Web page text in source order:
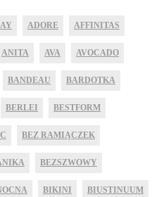
ADORE AFFINITAS
ANITA AVA AVOCADO
BANDEAU BARDOTKA
BERLEI BESTFORM
BEZ RAMIĄCZEK
BEZSZWOWY
BIKINI BIUSTINUUM